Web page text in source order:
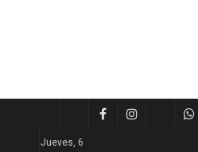
Jueves, 6